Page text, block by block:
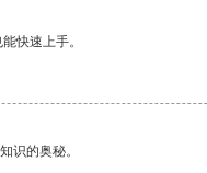
快速上手。
识的奥秘。